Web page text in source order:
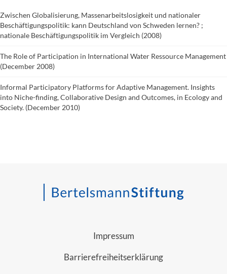
Zwischen Globalisierung, Massenarbeitslosigkeit und nationaler
Beschäftigungspolitik: kann Deutschland von Schweden lernen? ;
nationale Beschäftigungspolitik im Vergleich (2008)
The Role of Participation in International Water Ressource Management
(December 2008)
Informal Participatory Platforms for Adaptive Management. Insights
into Niche-finding, Collaborative Design and Outcomes, in Ecology and
Society. (December 2010)
Impressum
Barrierefreiheitserklärung